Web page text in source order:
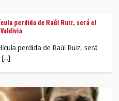
perdida de Raúl Ruiz, será el
perdida de Raúl Ruiz, será